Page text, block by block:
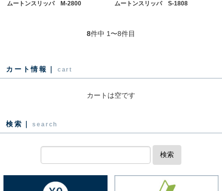
ムートンスリッパ M-2800 ムートンスリッパ S-1808
8件中 1〜8件目
カート情報｜ cart
カートは空です
検索｜ search
検索